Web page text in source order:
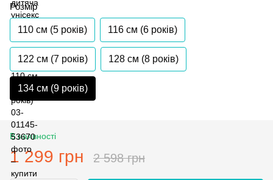
Розмір
110 см (5 років) 116 см (6 років)
122 см (7 років) 128 см (8 років)
134 см (9 років)
В наявності
1 299 грн 2 598 грн